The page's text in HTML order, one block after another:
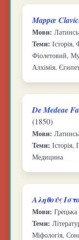
Mappæ
Мови:
Теми: Історія,
Фіолетовий,
Алхімія,
De Medeae
(1850)
Мови:
Теми: Історія,
Медицина
Αληθούς
Мови: Грецька
Теми:
Міфологія,